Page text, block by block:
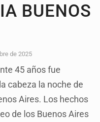
BUENOS
de 2025
45 años fue
cabeza la noche de
Aires. Los hechos
de los Buenos Aires